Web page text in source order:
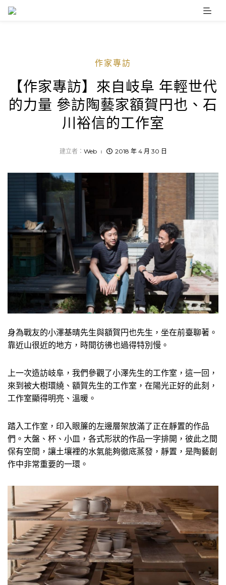
Skip
作家專訪
【作家專訪】來自岐阜 年輕世代
的力量 參訪陶藝家額賀円也、石
川裕信的工作室
建立者： Web 2018 年 4 月 30 日
身為戰友的小澤基晴先生與額賀円也先生，坐在前臺聊著。
靠近山很近的地方，時間彷彿也過得特別慢。
上一次造訪岐阜，我們參觀了小澤先生的工作室，這一回，
來到被大樹環繞、額賀先生的工作室，在陽光正好的此刻，
工作室顯得明亮、溫暖。
踏入工作室，印入眼簾的左邊層架放滿了正在靜置的作品
們。大盤、杯、小皿，各式形狀的作品一字排開，彼此之間
保有空間，讓土壤裡的水氣能夠徹底蒸發，靜置，是陶藝創
作中非常重要的一環。